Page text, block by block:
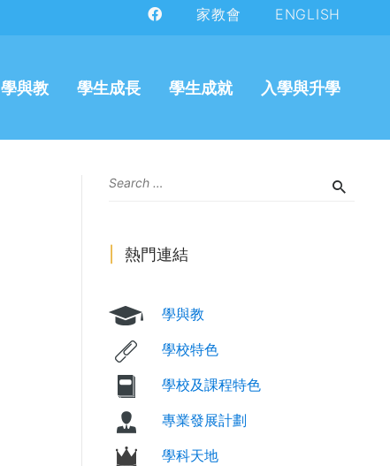
家教會 ENGLISH
學與教 學生成長 學生成就 入學與升學
熱門連結
學與教
學校特色
學校及課程特色
專業發展計劃
學科天地